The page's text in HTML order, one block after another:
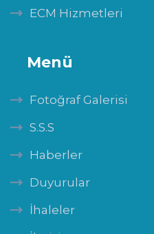
ECM Hizmetleri
Menü
Fotoğraf Galerisi
S.S.S
Haberler
Duyurular
İhaleler